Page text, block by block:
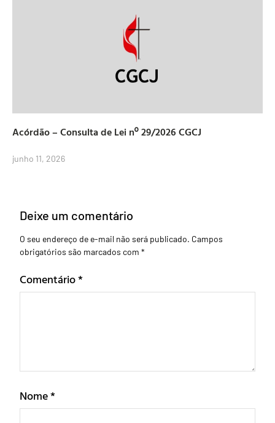
Acórdão – Consulta de Lei nº 29/2026 CGCJ
junho 11, 2026
Deixe um comentário
O seu endereço de e-mail não será publicado. Campos
obrigatórios são marcados com *
Comentário*
Nome*